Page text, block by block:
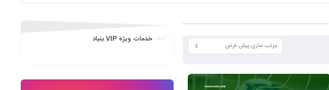
خدمات ویژه VIP بنیاد